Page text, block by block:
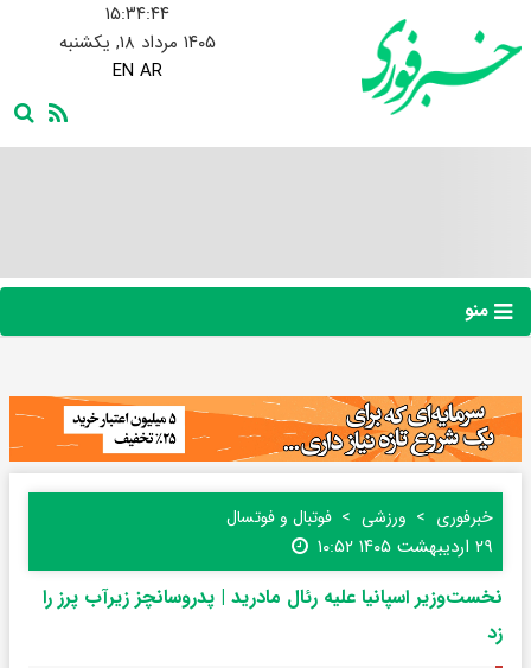
۱۵:۳۴:۴۵
۱۴۰۵ مرداد ۱۸, یکشنبه
EN AR
منو
خبرفوری ورزشی فوتبال و فوتسال
۲۹ اردیبهشت ۱۴۰۵ ۱۰:۵۲
نخست‌وزیر اسپانیا علیه رئال مادرید | پدروسانچز زیرآب پرز را
زد